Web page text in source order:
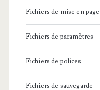
Fichiers de mise en page
Fichiers de paramètres
Fichiers de polices
Fichiers de sauvegarde